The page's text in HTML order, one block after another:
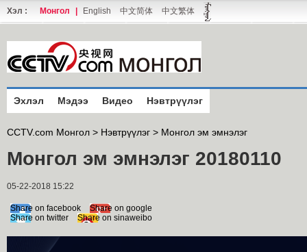
Хэл : Монгол English 中文简体 中文繁体
Эхлэл Мэдээ Видео Нэвтрүүлэг
CCTV.com Монгол > Нэвтрүүлэг > Монгол эм эмнэлэг
Монгол эм эмнэлэг 20180110
05-22-2018 15:22
Share on facebook
Share on google
Share on twitter
Share on sinaweibo